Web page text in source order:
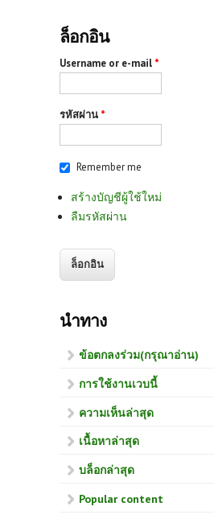
ล็อกอิน
Username or e-mail *
รหัสผ่าน *
Remember me
สร้างบัญชีผู้ใช้ใหม่
ลืมรหัสผ่าน
นำทาง
ข้อตกลงร่วม(กรุณาอ่าน)
การใช้งานเวบนี้
ความเห็นล่าสุด
เนื้อหาล่าสุด
บล็อกล่าสุด
Popular content